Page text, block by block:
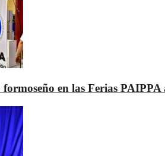
en las Ferias PAIPPA